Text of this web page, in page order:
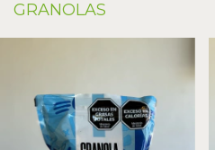
GRANOLAS